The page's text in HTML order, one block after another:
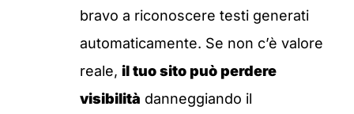
bravo a riconoscere testi generati
automaticamente. Se non c’è valore
reale, il tuo sito può perdere
visibilità danneggiando il